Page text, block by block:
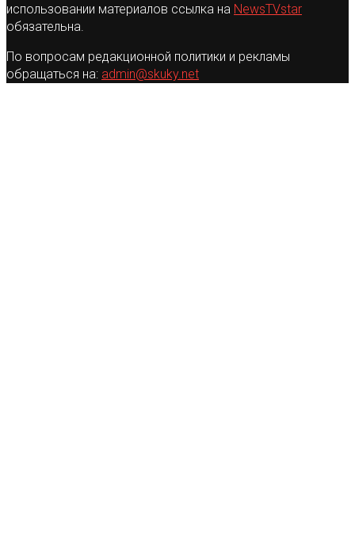
использовании материалов ссылка на NewsTVstar
обязательна.
По вопросам редакционной политики и рекламы
обращаться на: admin@skuky.net